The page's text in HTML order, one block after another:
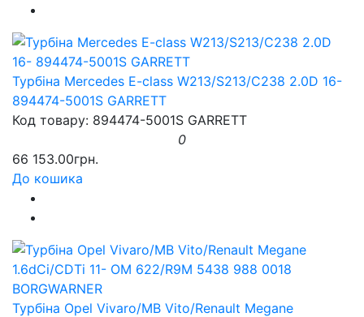
Турбіна Mercedes E-class W213/S213/C238 2.0D 16-
894474-5001S GARRETT
Код товару: 894474-5001S GARRETT
0
66 153.00грн.
До кошика
Турбіна Opel Vivaro/MB Vito/Renault Megane